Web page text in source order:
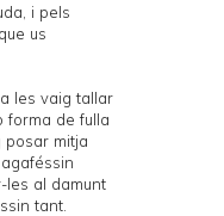
i pels
us
les vaig tallar
forma de fulla
posar mitja
les al damunt
tant.